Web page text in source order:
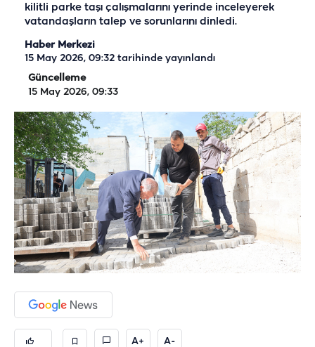
kilitli parke taşı çalışmalarını yerinde inceleyerek
vatandaşların talep ve sorunlarını dinledi.
Haber Merkezi
15 May 2026, 09:32 tarihinde yayınlandı
Güncelleme
15 May 2026, 09:33
A+ A-